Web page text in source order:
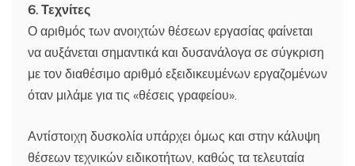
6. Τεχνίτες
Ο αριθμός των ανοιχτών θέσεων εργασίας φαίνεται
να αυξάνεται σημαντικά και δυσανάλογα σε σύγκριση
με τον διαθέσιμο αριθμό εξειδικευμένων εργαζομένων
όταν μιλάμε για τις «θέσεις γραφείου».
Αντίστοιχη δυσκολία υπάρχει όμως και στην κάλυψη
θέσεων τεχνικών ειδικοτήτων, καθώς τα τελευταία